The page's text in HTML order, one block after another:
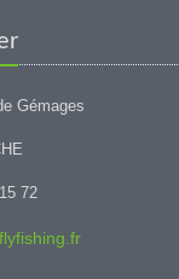
Gémages
72